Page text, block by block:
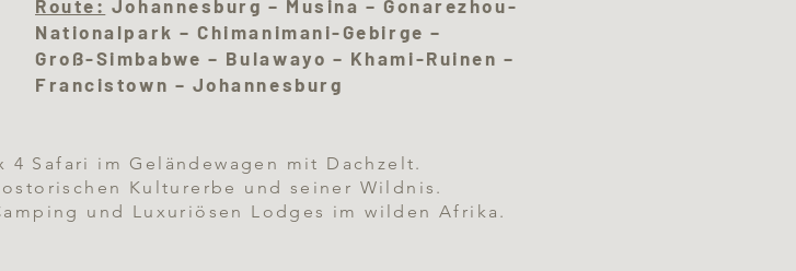
Route: Johannesburg – Musina – Gonarezhou-
Nationalpark – Chimanimani-Gebirge –
Groß-Simbabwe – Bulawayo – Khami-Ruinen –
Francistown – Johannesburg
Safari im Geländewagen mit Dachzelt.
Kulturerbe und seiner Wildnis.
und Luxuriösen Lodges im wilden Afrika.